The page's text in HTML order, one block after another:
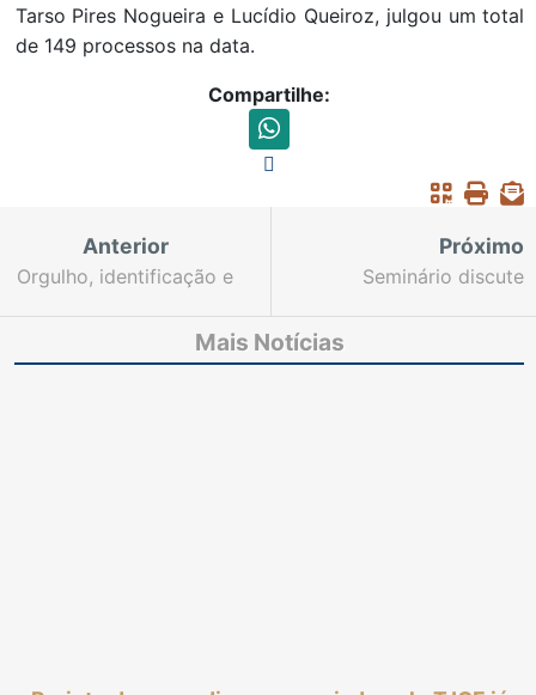
Tarso Pires Nogueira e Lucídio Queiroz, julgou um total
de 149 processos na data.
Compartilhe:
Anterior
Orgulho, identificação e
Próximo
Seminário discute
trabalho escravo e ao
tráfico de pessoas
Mais Notícias